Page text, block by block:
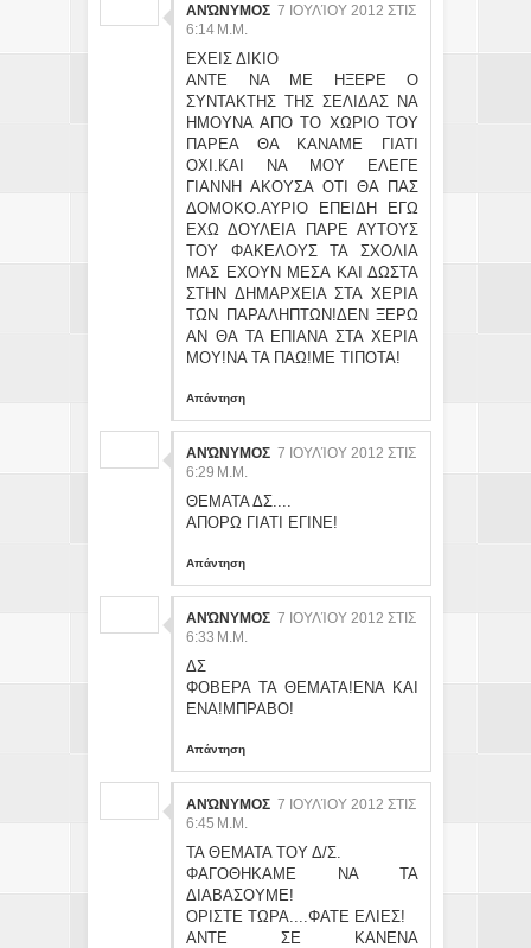
ΑΝΏΝΥΜΟΣ 7 ΙΟΥΛΊΟΥ 2012 ΣΤΙΣ
6:14 Μ.Μ.
ΕΧΕΙΣ ΔΙΚΙΟ
ΑΝΤΕ ΝΑ ΜΕ ΗΞΕΡΕ Ο
ΣΥΝΤΑΚΤΗΣ ΤΗΣ ΣΕΛΙΔΑΣ ΝΑ
ΗΜΟΥΝΑ ΑΠΟ ΤΟ ΧΩΡΙΟ ΤΟΥ
ΠΑΡΕΑ ΘΑ ΚΑΝΑΜΕ ΓΙΑΤΙ
ΟΧΙ.ΚΑΙ ΝΑ ΜΟΥ ΕΛΕΓΕ
ΓΙΑΝΝΗ ΑΚΟΥΣΑ ΟΤΙ ΘΑ ΠΑΣ
ΔΟΜΟΚΟ.ΑΥΡΙΟ ΕΠΕΙΔΗ ΕΓΩ
ΕΧΩ ΔΟΥΛΕΙΑ ΠΑΡΕ ΑΥΤΟΥΣ
ΤΟΥ ΦΑΚΕΛΟΥΣ ΤΑ ΣΧΟΛΙΑ
ΜΑΣ ΕΧΟΥΝ ΜΕΣΑ ΚΑΙ ΔΩΣΤΑ
ΣΤΗΝ ΔΗΜΑΡΧΕΙΑ ΣΤΑ ΧΕΡΙΑ
ΤΩΝ ΠΑΡΑΛΗΠΤΩΝ!ΔΕΝ ΞΕΡΩ
ΑΝ ΘΑ ΤΑ ΕΠΙΑΝΑ ΣΤΑ ΧΕΡΙΑ
ΜΟΥ!ΝΑ ΤΑ ΠΑΩ!ΜΕ ΤΙΠΟΤΑ!
Απάντηση
ΑΝΏΝΥΜΟΣ 7 ΙΟΥΛΊΟΥ 2012 ΣΤΙΣ
6:29 Μ.Μ.
ΘΕΜΑΤΑ ΔΣ....
ΑΠΟΡΩ ΓΙΑΤΙ ΕΓΙΝΕ!
Απάντηση
ΑΝΏΝΥΜΟΣ 7 ΙΟΥΛΊΟΥ 2012 ΣΤΙΣ
6:33 Μ.Μ.
ΔΣ
ΦΟΒΕΡΑ ΤΑ ΘΕΜΑΤΑ!ΕΝΑ ΚΑΙ
ΕΝΑ!ΜΠΡΑΒΟ!
Απάντηση
ΑΝΏΝΥΜΟΣ 7 ΙΟΥΛΊΟΥ 2012 ΣΤΙΣ
6:45 Μ.Μ.
ΤΑ ΘΕΜΑΤΑ ΤΟΥ Δ/Σ.
ΦΑΓΟΘΗΚΑΜΕ ΝΑ ΤΑ
ΔΙΑΒΑΣΟΥΜΕ!
ΟΡΙΣΤΕ ΤΩΡΑ....ΦΑΤΕ ΕΛΙΕΣ!
ΑΝΤΕ ΣΕ ΚΑΝΕΝΑ